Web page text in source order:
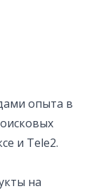
опыта в
и Tele2.
на